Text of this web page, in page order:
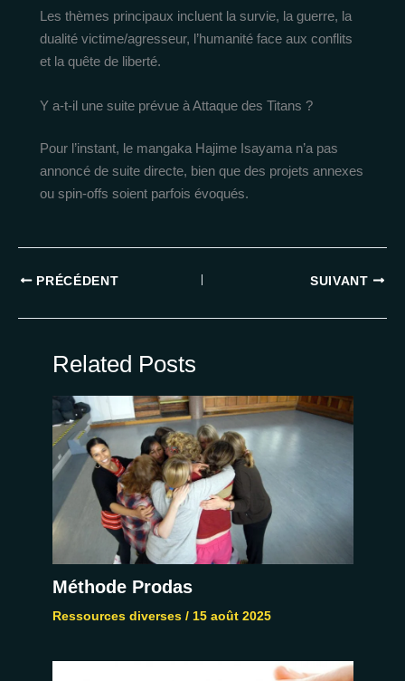
Les thèmes principaux incluent la survie, la guerre, la
dualité victime/agresseur, l’humanité face aux conflits
et la quête de liberté.
Y a-t-il une suite prévue à Attaque des Titans ?
Pour l’instant, le mangaka Hajime Isayama n’a pas
annoncé de suite directe, bien que des projets annexes
ou spin-offs soient parfois évoqués.
PRÉCÉDENT SUIVANT
Related Posts
Méthode Prodas
Ressources diverses/ 15 août 2025